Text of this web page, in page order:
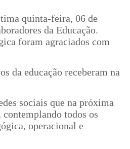
quinta-feira, 06 de
da Educação.
foram agraciados com
da educação receberam na
sociais que na próxima
todos os
operacional e